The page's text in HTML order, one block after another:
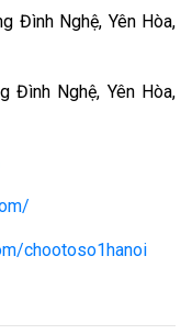
Đình Nghệ, Yên Hòa,
Đình Nghệ, Yên Hòa,
chootoso1hanoi